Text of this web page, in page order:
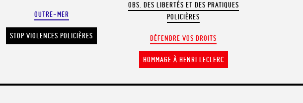
OUTRE-MER
STOP VIOLENCES POLICIÈRES
OBS. DES LIBERTÉS ET DES PRATIQUES
POLICIÈRES
DÉFENDRE VOS DROITS
HOMMAGE À HENRI LECLERC